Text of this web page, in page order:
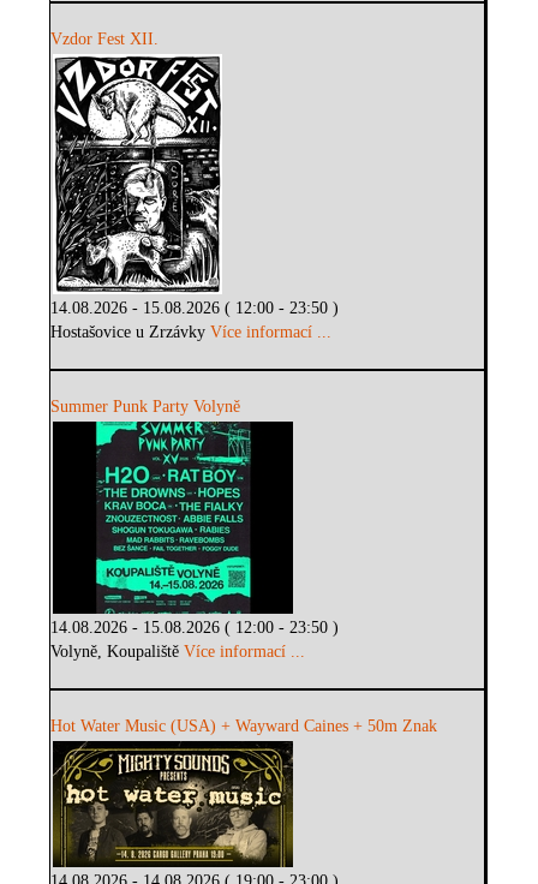
Vzdor Fest XII.
14.08.2026 - 15.08.2026 ( 12:00 - 23:50 )
Hostašovice u ZrzávkyVíce informací ...
Summer Punk Party Volyně
14.08.2026 - 15.08.2026 ( 12:00 - 23:50 )
Volyně, KoupalištěVíce informací ...
Hot Water Music (USA) + Wayward Caines + 50m Znak